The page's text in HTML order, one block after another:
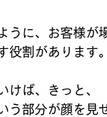
うに、お客様が
役割があります。
けば、きっと、
う部分が顔を見